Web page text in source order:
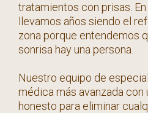
tratamientos con prisas.
llevamos años siendo el
zona porque entendemos
sonrisa hay una persona.
Nuestro equipo de
médica más avanzada
honesto para eliminar